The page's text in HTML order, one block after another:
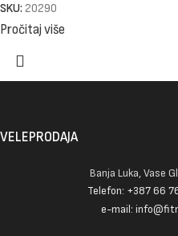
SKU: 20290
Pročitaj više
VELEPRODAJA
Banja Luka, Vase
Telefon: +387 66
e-mail: